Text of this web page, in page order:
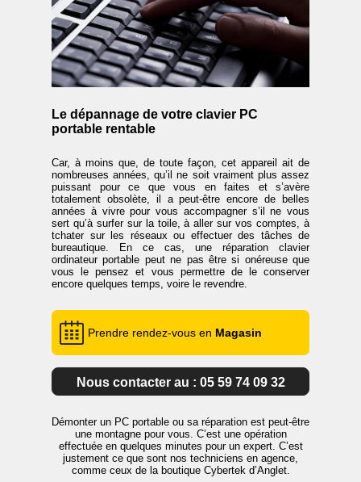
Le dépannage de votre clavier PC
portable rentable
Car, à moins que, de toute façon, cet appareil ait de
nombreuses années, qu’il ne soit vraiment plus assez
puissant pour ce que vous en faites et s’avère
totalement obsolète, il a peut-être encore de belles
années à vivre pour vous accompagner s’il ne vous
sert qu’à surfer sur la toile, à aller sur vos comptes, à
tchater sur les réseaux ou effectuer des tâches de
bureautique. En ce cas, une réparation clavier
ordinateur portable peut ne pas être si onéreuse que
vous le pensez et vous permettre de le conserver
encore quelques temps, voire le revendre.
Prendre rendez-vous en Magasin
Nous contacter au : 05 59 74 09 32
Démonter un PC portable ou sa réparation est peut-être
une montagne pour vous. C’est une opération
effectuée en quelques minutes pour un expert. C’est
justement ce que sont nos techniciens en agence,
comme ceux de la boutique Cybertek d’Anglet.